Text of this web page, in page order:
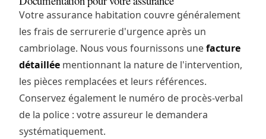
Votre assurance habitation couvre généralement
les frais de serrurerie d'urgence après un
cambriolage. Nous vous fournissons unefacture
détaillée mentionnant la nature de l'intervention,
les pièces remplacées et leurs références.
Conservez également le numéro de procès-verbal
de la police : votre assureur le demandera
systématiquement.